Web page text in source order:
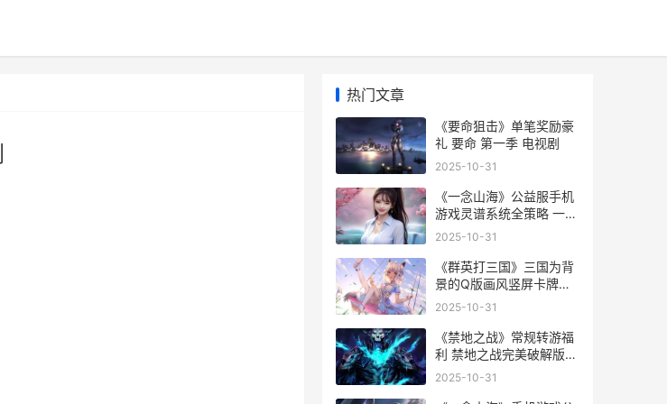
热门文章
《要命狙击》单笔奖励豪
礼 要命 第一季 电视剧
2025-10-31
《一念山海》公益服手机
游戏灵谱系统全策略 一念
山河电视剧演员表
2025-10-31
《群英打三国》三国为背
景的Q版画风竖屏卡牌放
置公益服手机游戏 《群英
么?
2025-10-31
《禁地之战》常规转游福
利 禁地之战完美破解版可
抽奖
2025-10-31